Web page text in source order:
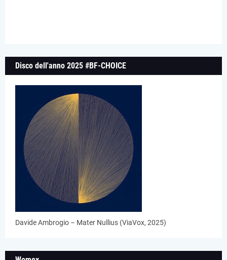
Disco dell'anno 2025 #BF-CHOICE
Davide Ambrogio – Mater Nullius (ViaVox, 2025)